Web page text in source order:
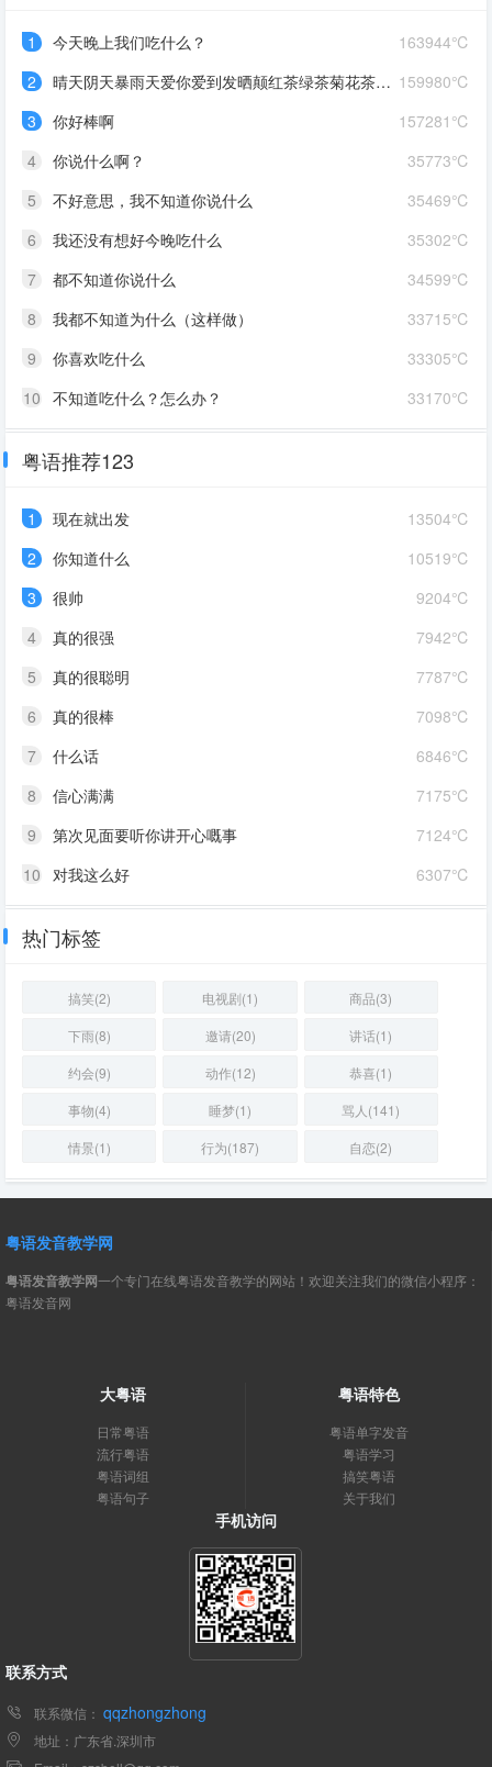
163944℃
1
今天晚上我们吃什么？
159980℃
2
晴天阴天暴雨天爱你爱到发晒颠红茶绿茶菊花茶爱你爱到蒙查查
157281℃
3
你好棒啊
35773℃
4
你说什么啊？
35469℃
5
不好意思，我不知道你说什么
35302℃
6
我还没有想好今晚吃什么
34599℃
7
都不知道你说什么
33715℃
8
我都不知道为什么（这样做）
33305℃
9
你喜欢吃什么
33170℃
10 不知道吃什么？怎么办？
粤语推荐123
13504℃
1
现在就出发
10519℃
2
你知道什么
9204℃
3
很帅
7942℃
4
真的很强
7787℃
5
真的很聪明
7098℃
6
真的很棒
6846℃
7
什么话
7175℃
8
信心满满
7124℃
9
第次见面要听你讲开心嘅事
6307℃
10 对我这么好
热门标签
搞笑(2) 电视剧(1)
商品(3)
下雨(8)
邀请(20)
讲话(1)
约会(9)
动作(12)
恭喜(1)
事物(4)
睡梦(1)
骂人(141)
情景(1)
行为(187) 自恋(2)
粤语发音教学网
粤语发音教学网一个专门在线粤语发音教学的网站！欢迎关注我们的微信小程序：
粤语发音网
大粤语
日常粤语
流行粤语
粤语词组
粤语句子
粤语特色
粤语单字发音
粤语学习
搞笑粤语
关于我们
手机访问
联系方式
联系微信： qqzhongzhong
地址：广东省.深圳市